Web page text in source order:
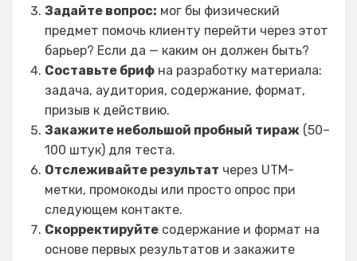
Задайте вопрос: мог бы физический
предмет помочь клиенту перейти через этот
барьер? Если да — каким он должен быть?
Составьте бриф на разработку материала:
задача, аудитория, содержание, формат,
призыв к действию.
Закажите небольшой пробный тираж (50–
100 штук) для теста.
Отслеживайте результат через UTM-
метки, промокоды или просто опрос при
следующем контакте.
Скорректируйте содержание и формат на
основе первых результатов и закажите